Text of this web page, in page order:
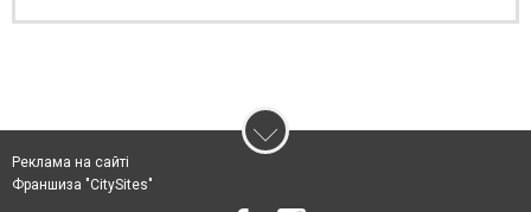
Реклама на сайті
Франшиза "CitySites"